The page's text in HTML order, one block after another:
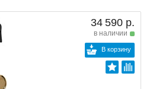
34 590 р.
в наличии
В корзину